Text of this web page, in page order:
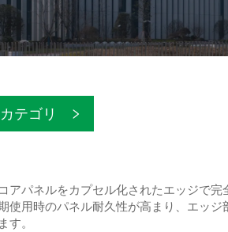
テゴリ
パネルをカプセル化されたエッジで
用時のパネル耐久性が高まり、エッ
す。